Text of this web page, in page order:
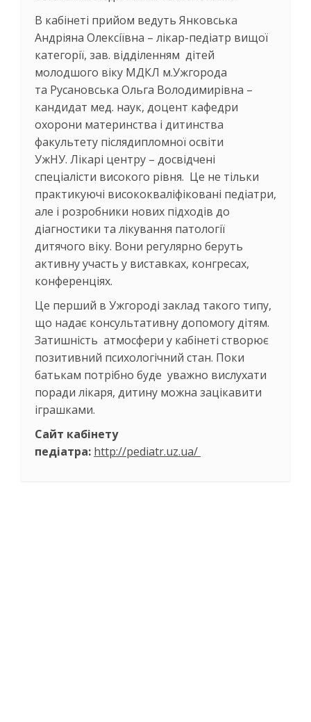
В кабінеті прийом ведуть Янковська
Андріяна Олексіївна – лікар-педіатр вищої
категорії, зав. відділенням дітей
молодшого віку МДКЛ м.Ужгорода
та Русановська Ольга Володимирівна –
кандидат мед. наук, доцент кафедри
охорони материнства і дитинства
факультету післядипломної освіти
УжНУ. Лікарі центру – досвідчені
спеціалісти високого рівня. Це не тільки
практикуючі висококваліфіковані педіатри,
але і розробники нових підходів до
діагностики та лікування патології
дитячого віку. Вони регулярно беруть
активну участь у виставках, конгресах,
конференціях.
Це перший в Ужгороді заклад такого типу,
що надає консультативну допомогу дітям.
Затишність атмосфери у кабінеті створює
позитивний психологічний стан. Поки
батькам потрібно буде уважно вислухати
поради лікаря, дитину можна зацікавити
іграшками.
Сайт кабінету
педіатра: http://pediatr.uz.ua/